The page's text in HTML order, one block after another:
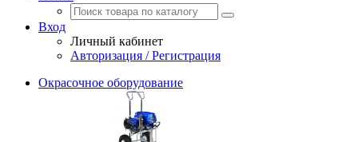
Вход
Личный кабинет
Авторизация / Регистрация
Окрасочное оборудование